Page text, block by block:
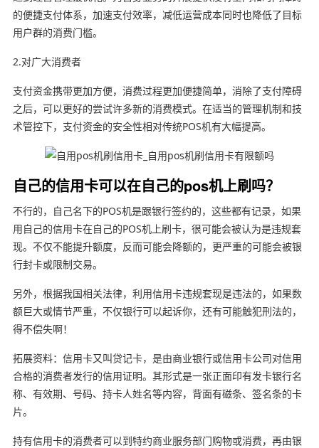
的便捷支付体系，加速支付效率，减低运营成本同时也降低了目标
用户群的消费门槛。
2.对广大消费者
支付资金携带更加方便，消费过程更加便捷简单，消除了支付障碍
之后，可以更好的尝试许多新的消费模式。在适当的管理机制和技
术管控下，支付资金的安全性相对传统POS机有大幅提高。
自己的信用卡可以在自己的pos机上刷吗？
不行的，自己名下的POS机是跟银行签约的，这些都有记录，如果
用自己的信用卡在自己的POS机上刷卡，很可能会被认为是违规套
现。不仅不能提升额度，反而可能会降额的，更严重的可能会被银
行封卡或限制交易。
另外，根据我国相关法律，利用信用卡违规套现是违法的，如果数
额巨大或情节严重，不仅银行可以起诉你，还有可能触犯刑法的，
得不偿失啊！
拓展资料：信用卡又叫贷记卡，是由商业银行或信用卡公司对信用
合格的消费者发行的信用证明。其形式是一张正面印有发卡银行名
称、有效期、号码、持卡人姓名等内容，背面有磁条、签名条的卡
片。
持有信用卡的消费者可以到特约商业服务部门购物或消费，再由银